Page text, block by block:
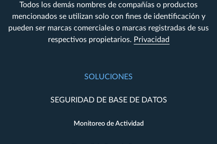
Todos los demás nombres de compañías o productos
mencionados se utilizan solo con fines de identificación y
pueden ser marcas comerciales o marcas registradas de sus
respectivos propietarios. Privacidad
SOLUCIONES
SEGURIDAD DE BASE DE DATOS
Monitoreo de Actividad